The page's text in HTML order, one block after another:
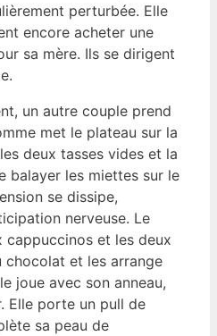
perturbée. Elle
encore acheter une
sa mère. Ils se dirigent
un autre couple prend
met le plateau sur la
deux tasses vides et la
balayer les miettes sur le
se dissipe,
nerveuse. Le
cappuccinos et les deux
chocolat et les arrange
joue avec son anneau,
Elle porte un pull de
sa peau de